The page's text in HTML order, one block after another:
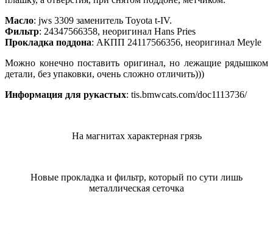
Масло: jws 3309 заменитель Toyota t-IV.
Фильтр: 24347566358, неоригинал Hans Pries
Прокладка поддона: АКПП 24117566356, неоригинал Meyle
Можно конечно поставить оригинал, но лежащие рядышком
детали, без упаковки, очень сложно отличить)))
Информация для рукастых: tis.bmwcats.com/doc1113736/
На магнитах характерная грязь
Новые прокладка и фильтр, который по сути лишь
металлическая сеточка